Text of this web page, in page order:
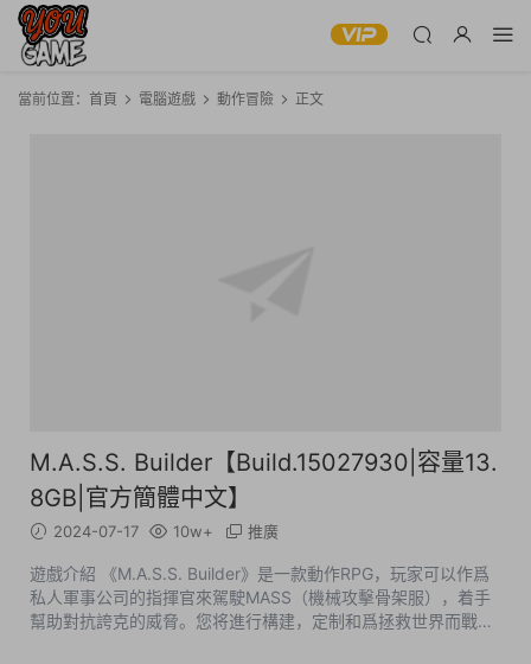
當前位置： 首頁 電腦遊戲 動作冒險 正文
M.A.S.S. Builder【Build.15027930|容量13.
8GB|官方簡體中文】
2024-07-17 10w+ 推廣
遊戲介紹 《M.A.S.S. Builder》是一款動作RPG，玩家可以作爲
私人軍事公司的指揮官來駕駛MASS（機械攻擊骨架服），着手
幫助對抗誇克的威脅。您将進行構建，定制和爲拯救世界而戰，